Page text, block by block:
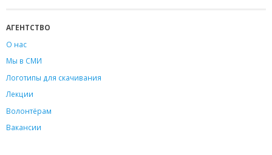
АГЕНТСТВО
О нас
Мы в СМИ
Логотипы для скачивания
Лекции
Волонтёрам
Вакансии